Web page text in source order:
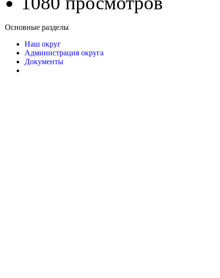
Основные разделы
Наш округ
Администрация округа
Документы